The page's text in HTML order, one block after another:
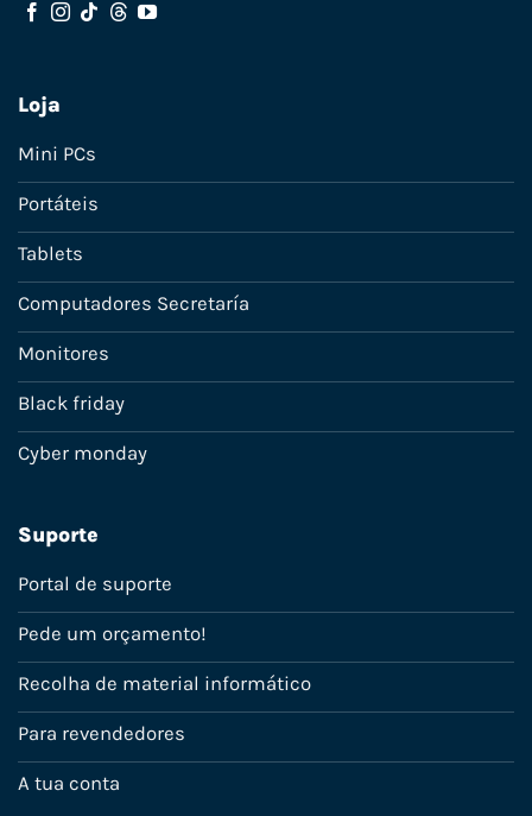
Loja
Mini PCs
Portáteis
Tablets
Computadores Secretaría
Monitores
Black friday
Cyber monday
Suporte
Portal de suporte
Pede um orçamento!
Recolha de material informático
Para revendedores
A tua conta